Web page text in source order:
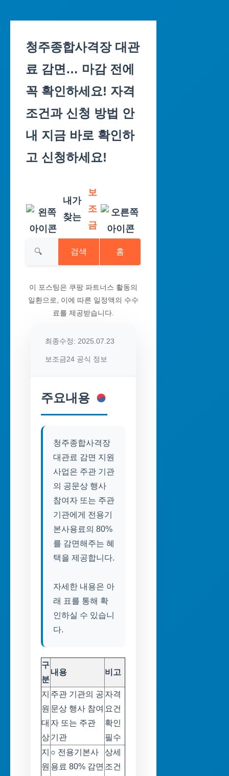
content
청주종합사격장 대관
료 감면… 마감 전에
꼭 확인하세요! 자격
조건과 신청 방법 안
내 지금 바로 확인하
고 신청하세요!
내가
찾는
보
조
금
검색 홈
이 포스팅은 쿠팡 파트너스 활동의
일환으로, 이에 따른 일정액의 수수
료를 제공받습니다.
최종수정: 2025.07.23
보조금24 공식 정보
주요내용
청주종합사격장
대관료 감면 지원
사업은 주관 기관
의 공문상 행사
참여자 또는 주관
기관에게 전용기
본사용료의 80%
를 감면해주는 혜
택을 제공합니다.
자세한 내용은 아
래 표를 통해 확
인하실 수 있습니
다.
구
분
내용 비고
지
원
대
상
주관 기관의 공
문상 행사 참여
자 또는 주관
기관
자격
요건
확인
필수
지
원
○ 전용기본사
용료 80% 감면
상세
조건